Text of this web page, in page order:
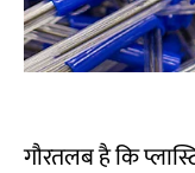
गौरतलब है कि